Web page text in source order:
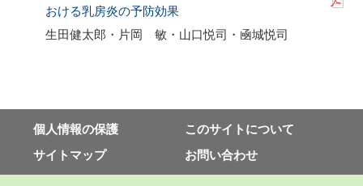
おける乳房炎の予防効果
生田健太郎・片岡 敏・山口悦司・凾城悦司
個⼈情報の保護
このサイトについて
サイトマップ
お問い合わせ